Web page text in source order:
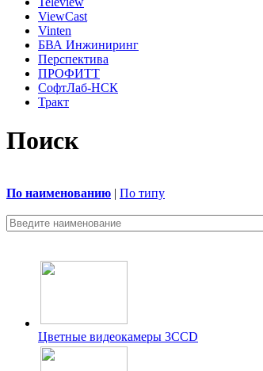
ViewCast
Vinten
БВА Инжиниринг
Перспектива
ПРОФИТТ
СофтЛаб-НСК
Тракт
Поиск
По наименованию По типу
Цветные видеокамеры 3CCD